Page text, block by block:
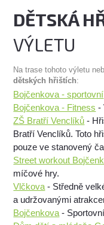
DĚTSKÁ
VÝLETU
Na trase tohoto výletu
dětských hřištích:
Bojčenkova - sportovní
Bojčenkova - Fitness -
ZŠ Bratří Venclíků -
Bratří Venclíků. Toto
pouze ve stanovený
Street workout
míčové hry.
Vlčkova - Středně
a udržovanými
Bojčenkova -